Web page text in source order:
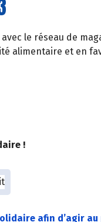
le réseau de
alimentaire et en
!
afin d’agir